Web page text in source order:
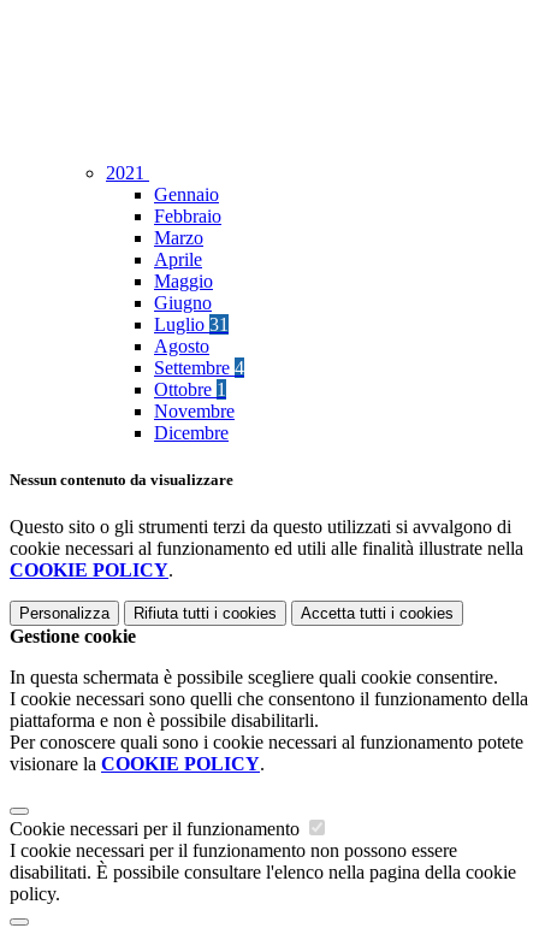
2021
Gennaio
Febbraio
Marzo
Aprile
Maggio
Giugno
Luglio 31
Agosto
Settembre 4
Ottobre 1
Novembre
Dicembre
Nessun contenuto da visualizzare
Questo sito o gli strumenti terzi da questo utilizzati si avvalgono di
cookie necessari al funzionamento ed utili alle finalità illustrate nella
COOKIE POLICY.
Personalizza Rifiuta tutti i cookies Accetta tutti i cookies
Gestione cookie
In questa schermata è possibile scegliere quali cookie consentire.
I cookie necessari sono quelli che consentono il funzionamento della
piattaforma e non è possibile disabilitarli.
Per conoscere quali sono i cookie necessari al funzionamento potete
visionare la COOKIE POLICY.
Cookie necessari per il funzionamento
I cookie necessari per il funzionamento non possono essere
disabilitati. È possibile consultare l'elenco nella pagina della cookie
policy.